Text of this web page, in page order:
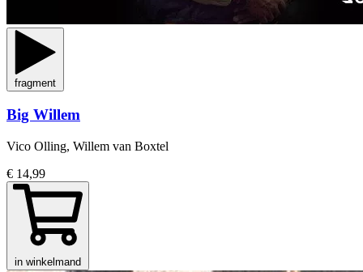
fragment
Big Willem
Vico Olling, Willem van Boxtel
€ 14,99
in winkelmand